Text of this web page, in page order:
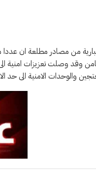
وقد وصلت تعزيزات امنية
والوحدات الامنية الى حد